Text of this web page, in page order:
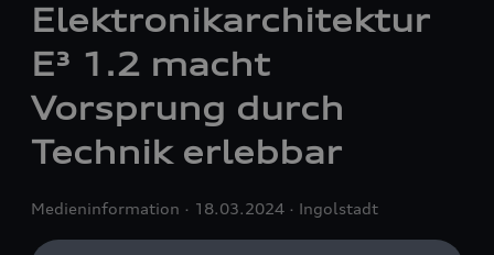
Elektronikarchitektur
E³ 1.2 macht
Vorsprung durch
Technik erlebbar
Medieninformation 18.03.2024 Ingolstadt